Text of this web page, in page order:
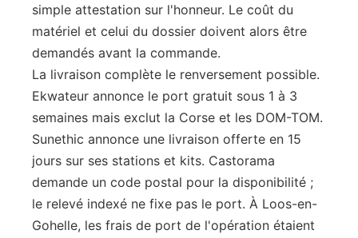
simple attestation sur l'honneur. Le coût du
matériel et celui du dossier doivent alors être
demandés avant la commande.
La livraison complète le renversement possible.
Ekwateur annonce le port gratuit sous 1 à 3
semaines mais exclut la Corse et les DOM-TOM.
Sunethic annonce une livraison offerte en 15
jours sur ses stations et kits. Castorama
demande un code postal pour la disponibilité ;
le relevé indexé ne fixe pas le port. À Loos-en-
Gohelle, les frais de port de l'opération étaient